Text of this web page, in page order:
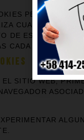
CUANDO
DE ESTAS
CADA VEZ QUE
SITIO WEB,